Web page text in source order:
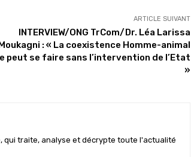
ARTICLE SUIVANT
INTERVIEW/ONG TrCom/Dr. Léa Larissa
: « La coexistence Homme-animal
peut se faire sans l’intervention de l’Etat
»
qui traite, analyse et décrypte toute l'actualité